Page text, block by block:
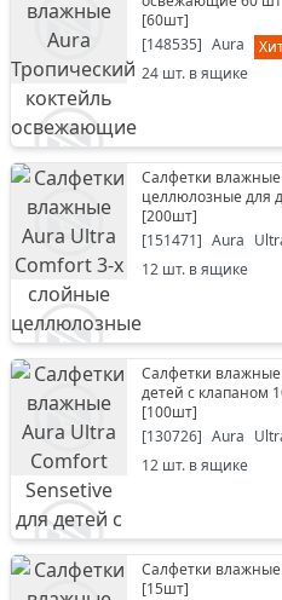
[60шт]
[148535] Aura
24 шт. в ящике
Салфетки
целлюлозные для
[200шт]
[151471] Aura
12 шт. в ящике
Салфетки влажные
детей с клапаном
[100шт]
[130726] Aura
12 шт. в ящике
Салфетки
[15шт]